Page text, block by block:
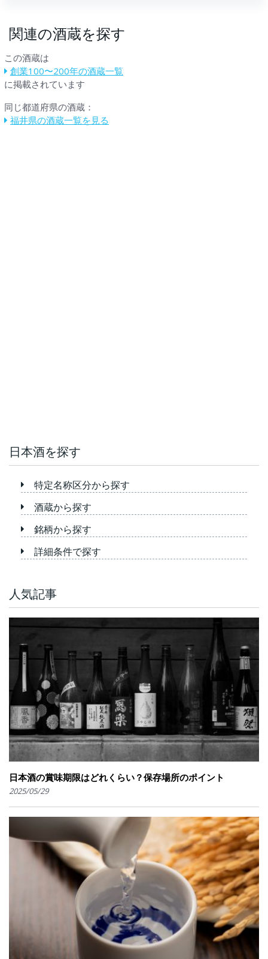
関連の酒蔵を探す
この酒蔵は
創業100〜200年の酒蔵一覧
に掲載されています
同じ都道府県の酒蔵：
福井県の酒蔵一覧を見る
日本酒を探す
特定名称区分から探す
酒蔵から探す
銘柄から探す
詳細条件で探す
人気記事
日本酒の賞味期限はどれくらい？保存場所のポイント
2025/05/29